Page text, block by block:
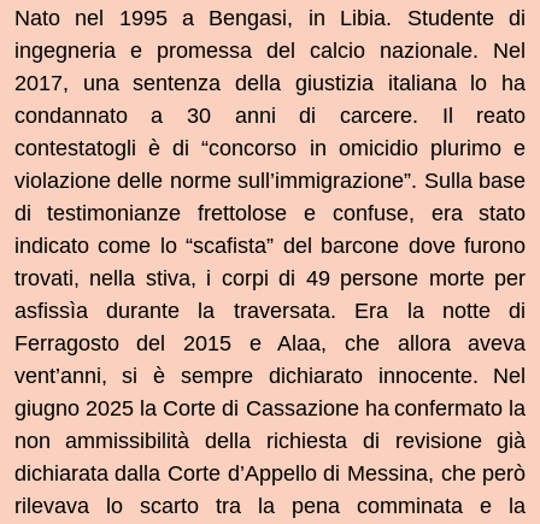
Nato nel 1995 a Bengasi, in Libia. Studente di
ingegneria e promessa del calcio nazionale. Nel
2017, una sentenza della giustizia italiana lo ha
condannato a 30 anni di carcere. Il reato
contestatogli è di “concorso in omicidio plurimo e
violazione delle norme sull’immigrazione”. Sulla base
di testimonianze frettolose e confuse, era stato
indicato come lo “scafista” del barcone dove furono
trovati, nella stiva, i corpi di 49 persone morte per
asfissìa durante la traversata. Era la notte di
Ferragosto del 2015 e Alaa, che allora aveva
vent’anni, si è sempre dichiarato innocente. Nel
giugno 2025 la Corte di Cassazione ha confermato la
non ammissibilità della richiesta di revisione già
dichiarata dalla Corte d’Appello di Messina, che però
rilevava lo scarto tra la pena comminata e la